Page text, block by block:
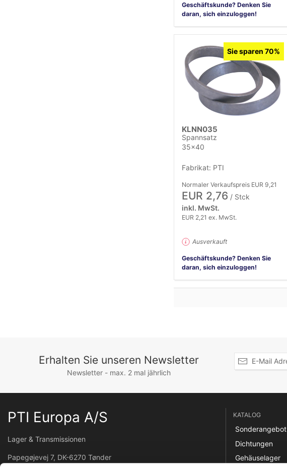
Geschäftskunde? Denken Sie
daran, sich einzuloggen!
Sie sparen 70%
KLNN035
Spannsatz
35x40
Fabrikat: PTI
Normaler Verkaufspreis EUR 9,21
EUR 2,76 / Stck
inkl. MwSt.
EUR 2,21 ex. MwSt.
Ausverkauft
Geschäftskunde? Denken Sie
daran, sich einzuloggen!
Erhalten Sie unseren Newsletter
Newsletter - max. 2 mal jährlich
PTI Europa A/S
Lager & Transmissionen
Papegøjevej 7, DK-6270 Tønder
KATALOG
Sonderangebot
Dichtungen
Gehäuselager